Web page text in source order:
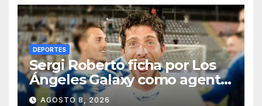
DEPORTES
Sergi Roberto ficha por Los
Ángeles Galaxy como agente
libre hasta 2028
AGOSTO 8, 2026